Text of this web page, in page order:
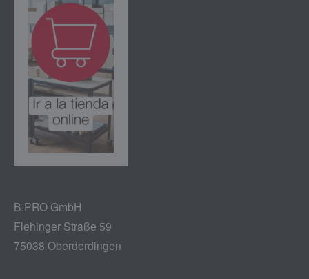
B.PRO GmbH
Flehinger Straße 59
75038 Oberderdingen